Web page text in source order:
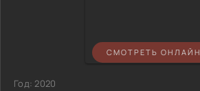
СМОТРЕТЬ ОНЛАЙН
Год:2020